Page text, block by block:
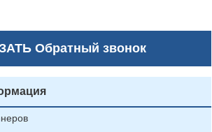
Обратный звонок